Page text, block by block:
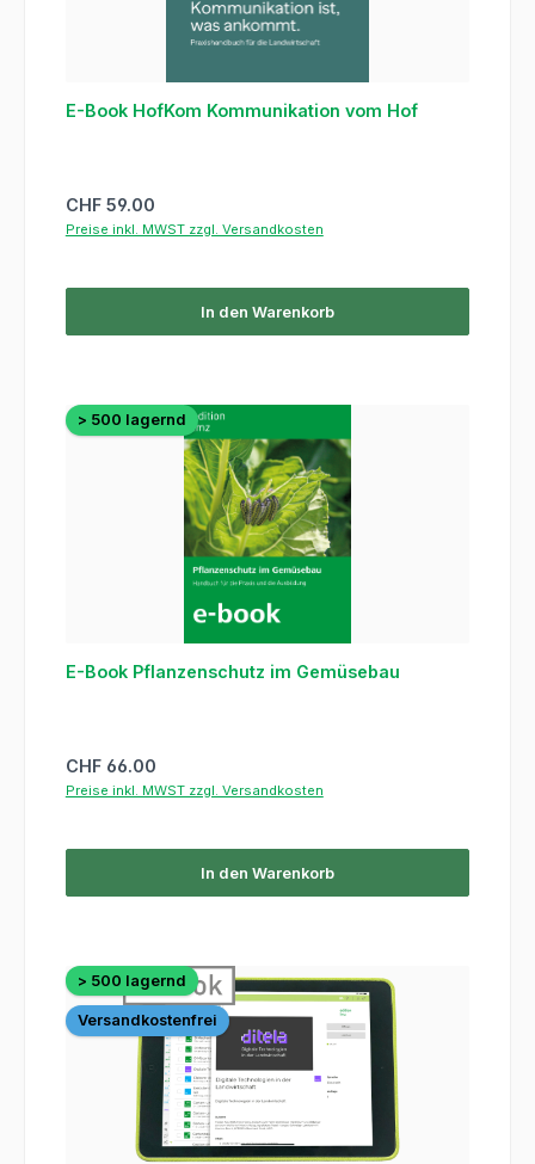
E-Book HofKom Kommunikation vom Hof
Regulärer Preis:
CHF 59.00
Preise inkl. MWST zzgl. Versandkosten
In den Warenkorb
> 500 lagernd
E-Book Pflanzenschutz im Gemüsebau
Regulärer Preis:
CHF 66.00
Preise inkl. MWST zzgl. Versandkosten
In den Warenkorb
> 500 lagernd
Versandkostenfrei